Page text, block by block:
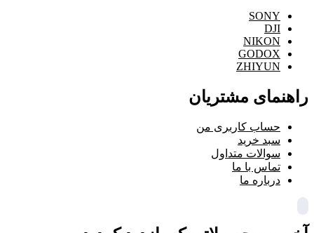
SONY
DJI
NIKON
GODOX
ZHIYUN
راهنمای مشتریان
حساب کاربری من
سبد خرید
سوالات متداول
تماس با ما
درباره ما